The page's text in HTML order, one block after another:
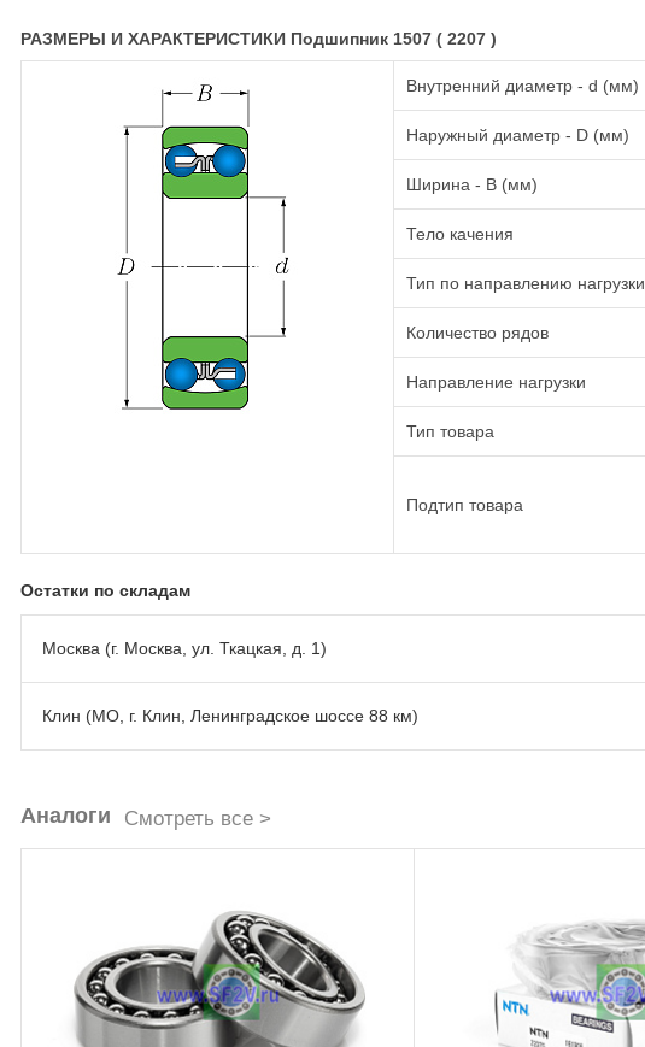
РАЗМЕРЫ И ХАРАКТЕРИСТИКИ Подшипник 1507 ( 2207 )
Внутренний диаметр - d (мм)
Наружный диаметр - D (мм)
Ширина - B (мм)
Тело качения
Тип по направлению нагрузки
Количество рядов
Направление нагрузки
Тип товара
Подтип товара
Остатки по складам
Москва (г. Москва, ул. Ткацкая, д. 1)
Клин (МО, г. Клин, Ленинградское шоссе 88 км)
Аналоги Смотреть все >